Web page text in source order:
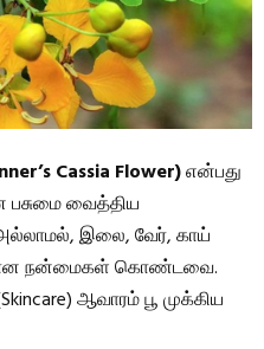
Cassia Flower)என்பது
பசுமை வைத்திய
இலை, வேர், காய்
நன்மைகள் கொண்டவை.
ஆவாரம் பூ முக்கிய